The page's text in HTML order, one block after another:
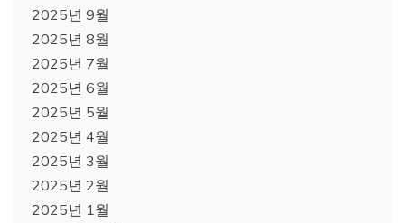
2025년 9월
2025년 8월
2025년 7월
2025년 6월
2025년 5월
2025년 4월
2025년 3월
2025년 2월
2025년 1월